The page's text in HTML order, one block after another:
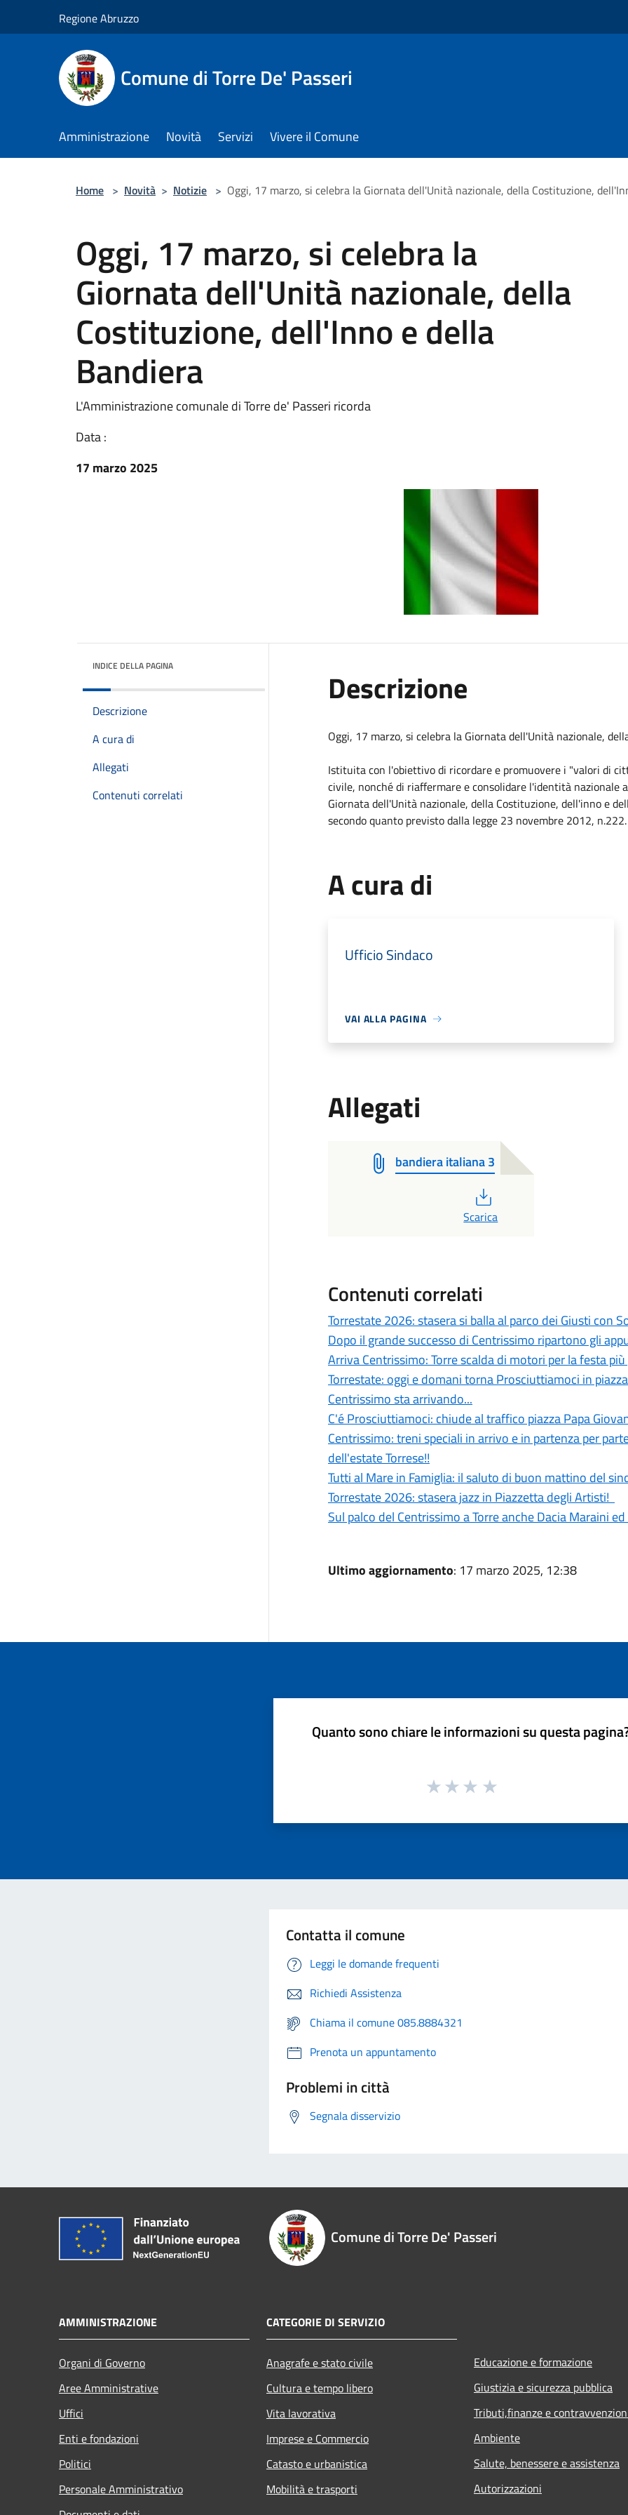
Regione Abruzzo
Comune di Torre De' Passeri
Amministrazione Novità Servizi Vivere il Comune
Home > Novità > Notizie > Oggi, 17 marzo, si celebra la Giornata dell'Unità nazionale, della Costituzione,
Oggi, 17 marzo, si celebra la
Giornata dell'Unità nazionale, della
Costituzione, dell'Inno e della
Bandiera
L'Amministrazione comunale di Torre de' Passeri ricorda
Data :
17 marzo 2025
INDICE DELLA PAGINA
Descrizione
A cura di
Allegati
Contenuti correlati
Descrizione
Oggi, 17 marzo, si celebra la Giornata dell'Unità nazionale,
Istituita con l'obiettivo di ricordare e promuovere i "valori di
civile, nonché di riaffermare e consolidare l'identità nazionale
Giornata dell'Unità nazionale, della Costituzione, dell'inno e
secondo quanto previsto dalla legge 23 novembre 2012, n.222.
A cura di
Ufficio Sindaco
VAI ALLA PAGINA
Allegati
bandiera italiana 3
Scarica
Contenuti correlati
Torrestate 2026: stasera si balla al parco dei Giusti con
Dopo il grande successo di Centrissimo ripartono gli
Arriva Centrissimo: Torre scalda di motori per la festa
Torrestate: oggi e domani torna Prosciuttiamoci in
Centrissimo sta arrivando...
C'é Prosciuttiamoci: chiude al traffico piazza Papa
Centrissimo: treni speciali in arrivo e in partenza per
dell'estate Torrese!!
Tutti al Mare in Famiglia: il saluto di buon mattino del
Torrestate 2026: stasera jazz in Piazzetta degli Artisti!
Sul palco del Centrissimo a Torre anche Dacia Maraini
Ultimo aggiornamento: 17 marzo 2025, 12:38
Quanto sono chiare le informazioni su questa
Contatta il comune
Leggi le domande frequenti
Richiedi Assistenza
Chiama il comune 085.8884321
Prenota un appuntamento
Problemi in città
Segnala disservizio
Comune di Torre De' Passeri
AMMINISTRAZIONE
Organi di Governo
Aree Amministrative
Uffici
Enti e fondazioni
Politici
Personale Amministrativo
CATEGORIE DI SERVIZIO
Anagrafe e stato civile
Cultura e tempo libero
Vita lavorativa
Imprese e Commercio
Catasto e urbanistica
Mobilità e trasporti
Educazione e formazione
Giustizia e sicurezza pubblica
Tributi,finanze e
Ambiente
Salute, benessere e assistenza
Autorizzazioni